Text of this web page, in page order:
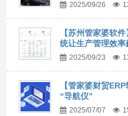
2025/09/26
【苏州管家婆软
统让生产管理效率
2025/09/23
【管家婆财贸
“导航仪”
2025/07/07